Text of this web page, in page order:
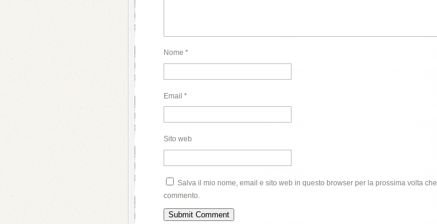
Nome *
Email *
Sito web
Salva il mio nome, email e sito web in questo browser per la prossima volta che
commento.